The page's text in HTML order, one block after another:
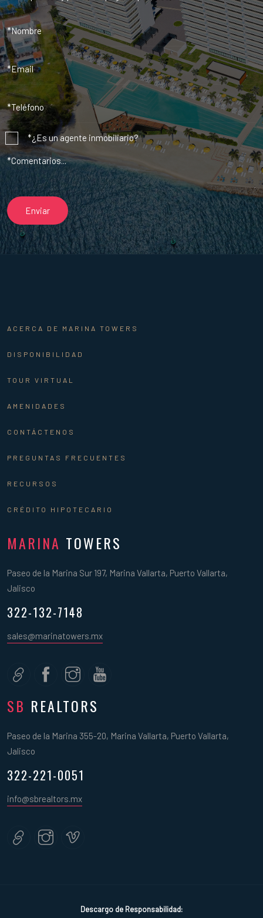
*¿Es un agente inmobiliario?
ACERCA DE MARINA TOWERS
DISPONIBILIDAD
TOUR VIRTUAL
AMENIDADES
CONTÁCTENOS
PREGUNTAS FRECUENTES
RECURSOS
CRÉDITO HIPOTECARIO
MARINA TOWERS
Paseo de la Marina Sur 197, Marina Vallarta, Puerto Vallarta,
Jalisco
322-132-7148
sales@marinatowers.mx
SB REALTORS
Paseo de la Marina 355-20, Marina Vallarta, Puerto Vallarta,
Jalisco
322-221-0051
info@sbrealtors.mx
Descargo de Responsabilidad: